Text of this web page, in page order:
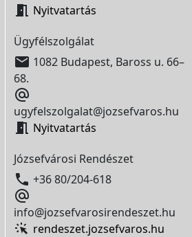
 Nyitvatartás
Ügyfélszolgálat
 1082 Budapest, Baross u. 66–
68.

ugyfelszolgalat@jozsefvaros.hu
 Nyitvatartás
Józsefvárosi Rendészet
 +36 80/204-618

info@jozsefvarosirendeszet.hu
rendeszet.jozsefvaros.hu